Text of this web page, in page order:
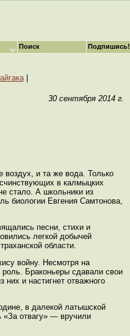
|
30 сентября 2014 г.
воздух, и та же вода. Только
в калмыцких
стало. А школьники из
биологии Евгения Самтонова,
песни, стихи и
легкой добычей
области.
войну. Несмотря на
Браконьеры сдавали свои
и настигнет отважного
в далекой латышской
«За отвагу» — вручили
Поиск Подпишись!